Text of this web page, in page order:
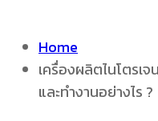
Home
เครื่องผลิตไนโตรเ
และทำงานอย่างไร ?